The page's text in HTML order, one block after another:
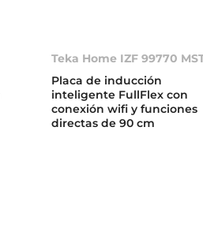
Teka Home IZF 99770
Placa de inducción
inteligente FullFlex con
conexión wifi y funciones
directas de 90 cm